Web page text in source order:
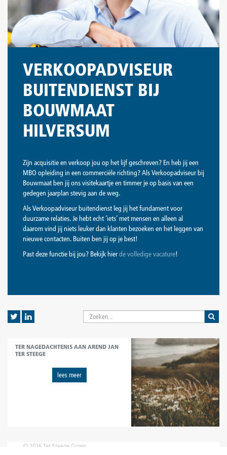
VERKOOPADVISEUR
BUITENDIENST BIJ
BOUWMAAT
HILVERSUM
Zijn acquisitie en verkoop jou op het lijf geschreven? En heb jij een
MBO opleiding in een commerciële richting? Als Verkoopadviseur bij
Bouwmaat ben jij ons visitekaartje en timmer je op basis van een
gedegen jaarplan stevig aan de weg.
Als Verkoopadviseur buitendienst leg jij het fundament voor
duurzame relaties. Je hebt echt ‘iets’ met mensen en alleen al
daarom vind jij niets leuker dan klanten bezoeken en het leggen van
nieuwe contacten. Buiten ben jij op je best!
Past deze functie bij jou? Bekijk hierde volledige vacature!
TER NAGEDACHTENIS AAN AREND JAN
TER STEEGE
lees meer
© 2026 Ter Steege Groep